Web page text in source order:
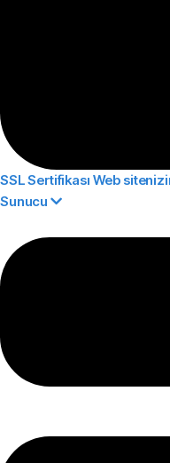
SSL Sertifikası Web
Sunucu